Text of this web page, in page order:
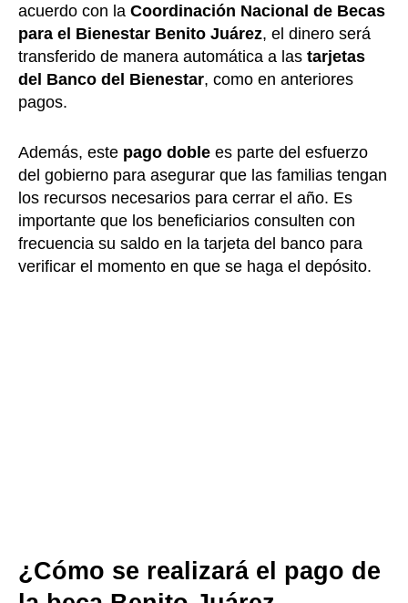
acuerdo con la Coordinación Nacional de Becas
para el Bienestar Benito Juárez, el dinero será
transferido de manera automática a las tarjetas
del Banco del Bienestar, como en anteriores
pagos.
Además, este pago doble es parte del esfuerzo
del gobierno para asegurar que las familias tengan
los recursos necesarios para cerrar el año. Es
importante que los beneficiarios consulten con
frecuencia su saldo en la tarjeta del banco para
verificar el momento en que se haga el depósito.
¿Cómo se realizará el pago de